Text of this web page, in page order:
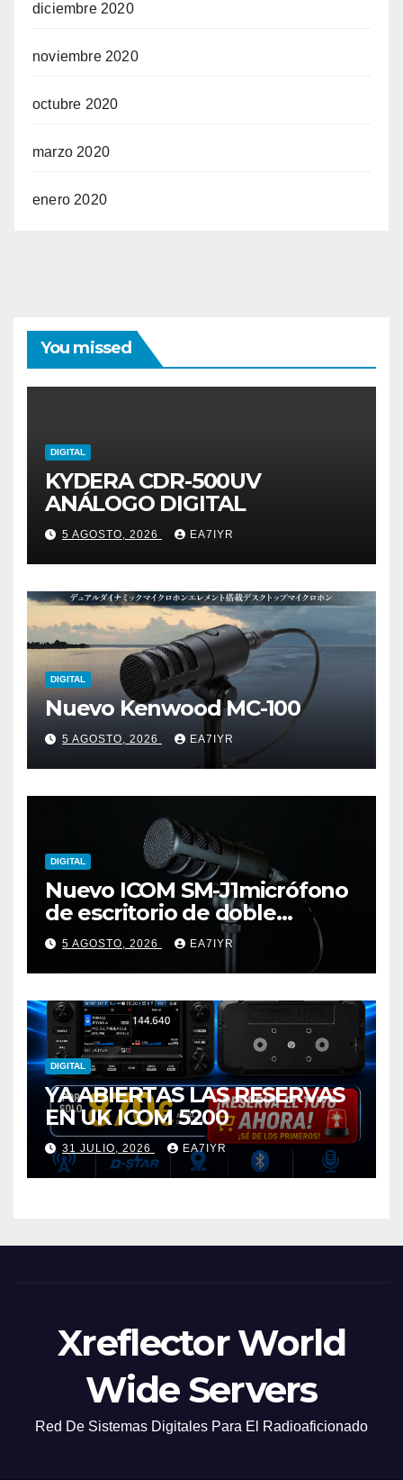
diciembre 2020
noviembre 2020
octubre 2020
marzo 2020
enero 2020
You missed
DIGITAL
KYDERA CDR-500UV
ANÁLOGO DIGITAL
5 AGOSTO, 2026 EA7IYR
DIGITAL
Nuevo Kenwood MC-100
5 AGOSTO, 2026 EA7IYR
DIGITAL
Nuevo ICOM SM-J1micrófono
de escritorio de doble
elemento premium
5 AGOSTO, 2026 EA7IYR
DIGITAL
YA ABIERTAS LAS RESERVAS
EN UK ICOM 5200
31 JULIO, 2026 EA7IYR
Xreflector World
Wide Servers
Red De Sistemas Digitales Para El Radioaficionado